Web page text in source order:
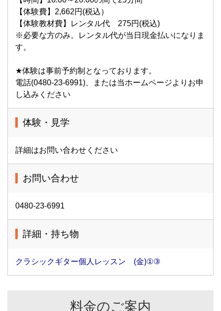
【体験費】2,662円(税込）
【体験教材費】レンタル代 275円(税込)
※必要な方のみ。レンタル代が当日現金払いになりま
す。
★体験は事前予約制となっております。
電話(0480-23-6991)、または当ホームページよりお申
し込みください
体験・見学
詳細はお問い合わせください
お問い合わせ
0480-23-6991
詳細・持ち物
クラシックギター個人レッスン (金)①③
料金のご案内